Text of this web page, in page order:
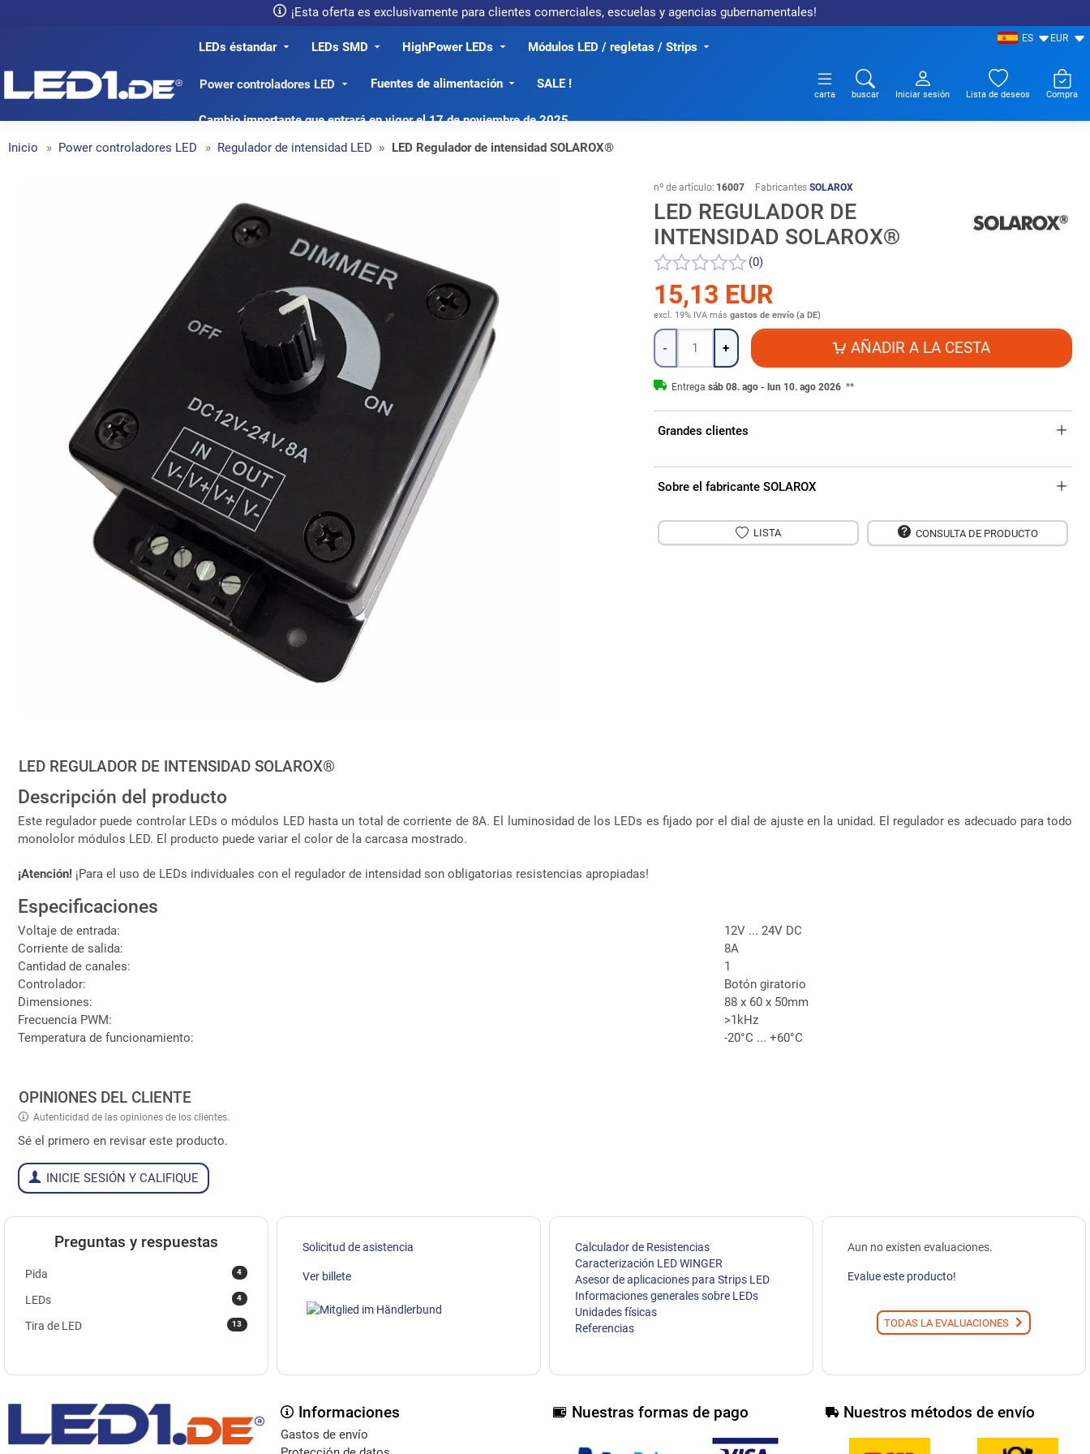
¡Esta oferta es exclusivamente para clientes comerciales, escuelas y agencias gubernamentales!
ES EUR
LEDs éstandar LEDs SMD HighPower LEDs Módulos LED / regletas / Strips
Power controladores LED Fuentes de alimentación SALE !
Cambio importante que entrará en vigor el 17 de noviembre de 2025
carta buscar Iniciar sesión Lista de deseos Compra
Inicio Power controladores LED Regulador de intensidad LED LED Regulador de intensidad SOLAROX®
nº de artículo: 16007 Fabricantes SOLAROX
LED REGULADOR DE
INTENSIDAD SOLAROX®
(0)
15,13 EUR
excl. 19% IVA más gastos de envío (a DE)
Cantidad
- + AÑADIR A LA CESTA
Entrega sáb 08. ago - lun 10. ago 2026 **
Grandes clientes
Sobre el fabricante SOLAROX
LISTA CONSULTA DE PRODUCTO
LED REGULADOR DE INTENSIDAD SOLAROX®
Descripción del producto
Este regulador puede controlar LEDs o módulos LED hasta un total de corriente de 8A. El luminosidad de los LEDs es fijado por el dial de ajuste en la unidad. El regulador es adecuado para todo
monololor módulos LED. El producto puede variar el color de la carcasa mostrado.
¡Atención!¡Para el uso de LEDs individuales con el regulador de intensidad son obligatorias resistencias apropiadas!
Especificaciones
Voltaje de entrada:
12V ... 24V DC
Corriente de salida:
8A
Cantidad de canales:
1
Controlador:
Botón giratorio
Dimensiones:
88 x 60 x 50mm
Frecuencia PWM:
>1kHz
Temperatura de funcionamiento:
-20°C ... +60°C
OPINIONES DEL CLIENTE
Autenticidad de las opiniones de los clientes.
Sé el primero en revisar este producto.
INICIE SESIÓN Y CALIFIQUE
Preguntas y respuestas
4
Pida
4
LEDs
13
Tira de LED
Solicitud de asistencia
Ver billete
Calculador de Resistencias
Caracterización LED WINGER
Asesor de aplicaciones para Strips LED
Informaciones generales sobre LEDs
Unidades físicas
Referencias
Aun no existen evaluaciones.
Evalue este producto!
TODAS LA EVALUACIONES
Informaciones
Gastos de envío
Nuestras formas de pago Nuestros métodos de envío